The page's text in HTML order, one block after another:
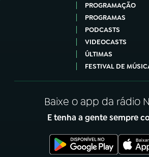
PROGRAMAÇÃO
PROGRAMAS
PODCASTS
VIDEOCASTS
ÚLTIMAS
FESTIVAL DE
Baixe o app da rádio
E tenha a gente sempre